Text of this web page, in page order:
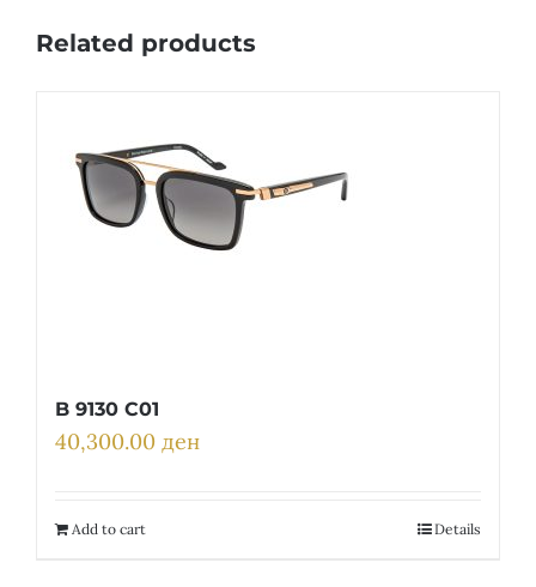
Related products
B 9130 C01
40,300.00 ден
Add to cart Details